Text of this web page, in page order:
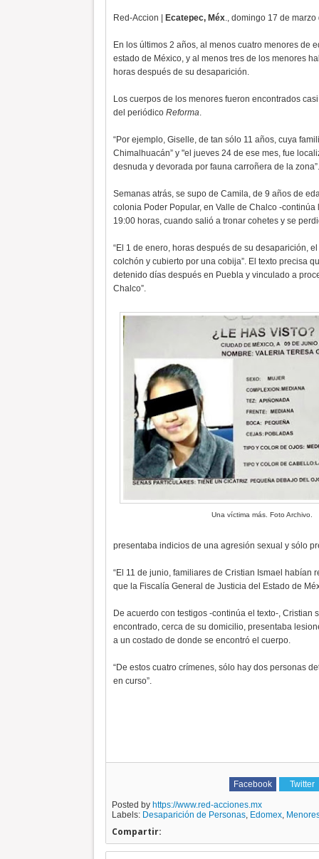
Red-Accion | Ecatepec, Méx., domingo 17 de marzo
En los últimos 2 años, al menos cuatro menores de
estado de México, y al menos tres de los menores
horas después de su desaparición.
Los cuerpos de los menores fueron encontrados
del periódico Reforma.
“Por ejemplo, Giselle, de tan sólo 11 años, cuya
Chimalhuacán” y "el jueves 24 de ese mes, fue
desnuda y devorada por fauna carroñera de la zona”.
Semanas atrás, se supo de Camila, de 9 años de
colonia Poder Popular, en Valle de Chalco -
19:00 horas, cuando salió a tronar cohetes y se
“El 1 de enero, horas después de su desaparición,
colchón y cubierto por una cobija”. El texto precisa
detenido días después en Puebla y vinculado a
Chalco”.
Una víctima más. Foto Archivo.
presentaba indicios de una agresión sexual y sólo
“El 11 de junio, familiares de Cristian Ismael
que la Fiscalía General de Justicia del Estado de
De acuerdo con testigos -continúa el texto-,
encontrado, cerca de su domicilio, presentaba
a un costado de donde se encontró el cuerpo.
“De estos cuatro crímenes, sólo hay dos personas
en curso”.
Facebook Twitter
Posted by https://www.red-acciones.mx
Labels: Desaparición de Personas, Edomex,
Compartir: